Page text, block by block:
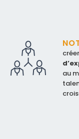
au